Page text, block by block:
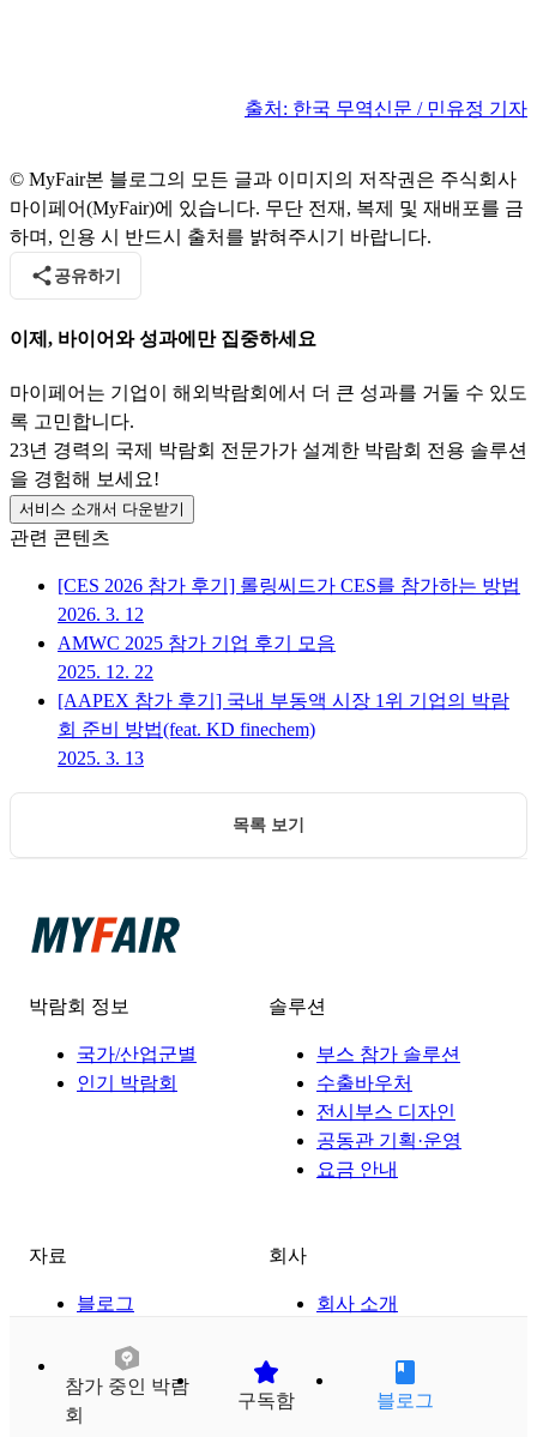
출처: 한국 무역신문 / 민유정 기자
© MyFair본 블로그의 모든 글과 이미지의 저작권은 주식회사
마이페어(MyFair)에 있습니다. 무단 전재, 복제 및 재배포를 금
하며, 인용 시 반드시 출처를 밝혀주시기 바랍니다.
공유하기
이제, 바이어와 성과에만 집중하세요
마이페어는 기업이 해외박람회에서 더 큰 성과를 거둘 수 있도
록 고민합니다.
23년 경력의 국제 박람회 전문가가 설계한 박람회 전용 솔루션
을 경험해 보세요!
서비스 소개서 다운받기
관련 콘텐츠
[CES 2026 참가 후기] 롤링씨드가 CES를 참가하는 방법
2026. 3. 12
AMWC 2025 참가 기업 후기 모음
2025. 12. 22
[AAPEX 참가 후기] 국내 부동액 시장 1위 기업의 박람
회 준비 방법(feat. KD finechem)
2025. 3. 13
목록 보기
박람회 정보
국가/산업군별
인기 박람회
솔루션
부스 참가 솔루션
수출바우처
전시부스 디자인
공동관 기획·운영
요금 안내
자료
블로그
박람회 참가 전략
박람회 상식
고객 사례
회사
회사 소개
참가 중인 박람
회
구독함 블로그